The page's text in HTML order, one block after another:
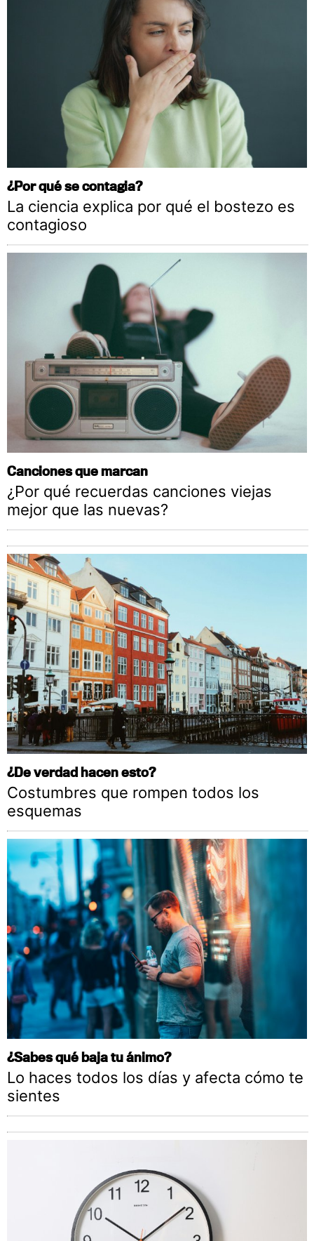
¿Por qué se contagia?
La ciencia explica por qué el bostezo es
contagioso
Canciones que marcan
¿Por qué recuerdas canciones viejas
mejor que las nuevas?
¿De verdad hacen esto?
Costumbres que rompen todos los
esquemas
¿Sabes qué baja tu ánimo?
Lo haces todos los días y afecta cómo te
sientes